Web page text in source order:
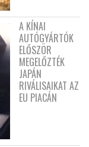
A KÍNAI
AUTÓGYÁRTÓK
ELŐSZÖR
MEGELŐZTÉK
JAPÁN
RIVÁLISAIKAT AZ
EU PIACÁN